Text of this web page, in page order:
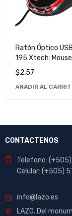
Ratón Óptico
195 Xtech:
Precisión para
Computadora
$2,57
AÑADIR AL
CONTACTENOS
Telefono:
Celular: (+505)
info@lazo.es
LAZO. Del